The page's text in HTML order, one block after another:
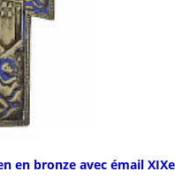
en bronze avec émail XIXe